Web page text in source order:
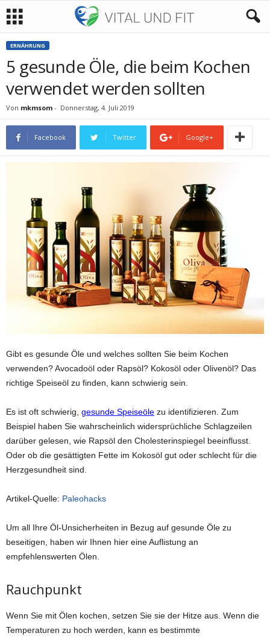
ERNÄHRUNG
5 gesunde Öle, die beim Kochen
verwendet werden sollten
Von mkmsom - Donnerstag, 4. Juli 2019
Facebook Twitter Google+
Gibt es gesunde Öle und welches sollten Sie beim Kochen
verwenden? Avocadoöl oder Rapsöl? Kokosöl oder Olivenöl? Das
richtige Speiseöl zu finden, kann schwierig sein.
Es ist oft schwierig, gesunde Speiseöle zu identifizieren. Zum
Beispiel haben Sie wahrscheinlich widersprüchliche Schlagzeilen
darüber gelesen, wie Rapsöl den Cholesterinspiegel beeinflusst.
Oder ob die gesättigten Fette im Kokosöl gut oder schlecht für die
Herzgesundheit sind.
Artikel-Quelle: Paleohacks
Um all Ihre Öl-Unsicherheiten in Bezug auf gesunde Öle zu
beseitigen, haben wir Ihnen hier eine Auflistung an
empfehlenswerten Ölen.
Rauchpunkt
Wenn Sie mit Ölen kochen, setzen Sie sie der Hitze aus. Wenn die
Temperaturen zu hoch werden, kann es bestimmte